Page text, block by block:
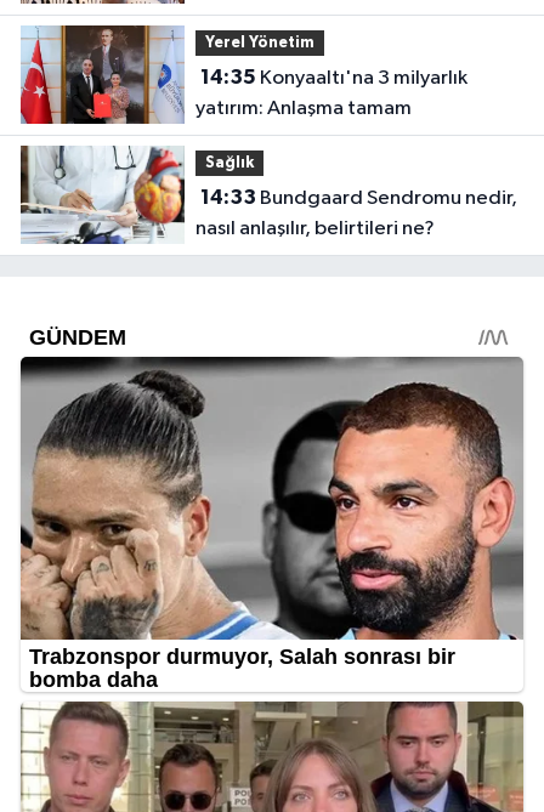
Yerel Yönetim
14:35
yatırım: Anlaşma tamam
Sağlık
14:33
nasıl anlaşılır, belirtileri ne?